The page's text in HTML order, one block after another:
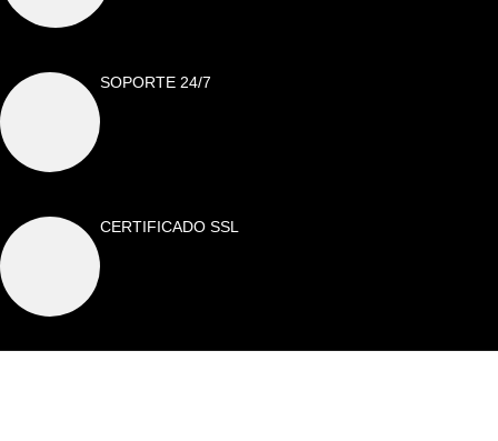
SOPORTE 24/7
CERTIFICADO SSL